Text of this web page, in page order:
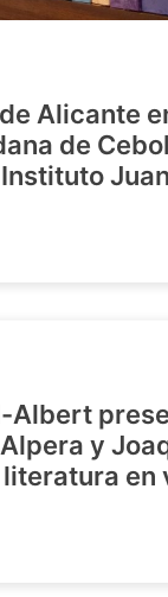
Alicante
de
Albert
y
en